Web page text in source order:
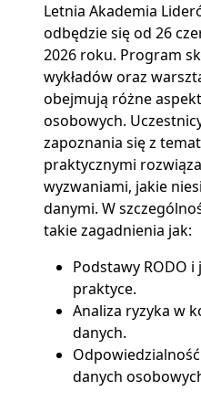
Letnia Akademia
odbędzie się od 26
2026 roku. Program
wykładów oraz
obejmują różne
osobowych.
zapoznania się z
praktycznymi
wyzwaniami, jakie
danymi. W
takie zagadnienia jak:
Podstawy RODO
praktyce.
Analiza ryzyka w
danych.
danych